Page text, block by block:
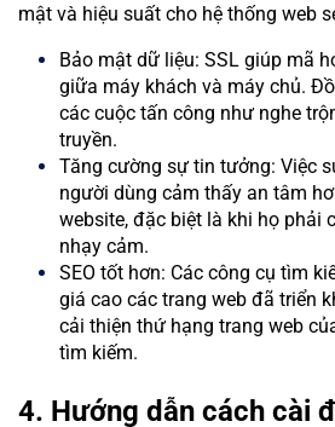
mật và hiệu suất cho hệ thống web
Bảo mật dữ liệu: SSL giúp mã
giữa máy khách và máy chủ.
các cuộc tấn công như nghe
truyền.
Tăng cường sự tin tưởng: Việc
người dùng cảm thấy an tâm
website, đặc biệt là khi họ phải
nhạy cảm.
SEO tốt hơn: Các công cụ tìm
giá cao các trang web đã triển
cải thiện thứ hạng trang web
tìm kiếm.
4. Hướng dẫn cách cài